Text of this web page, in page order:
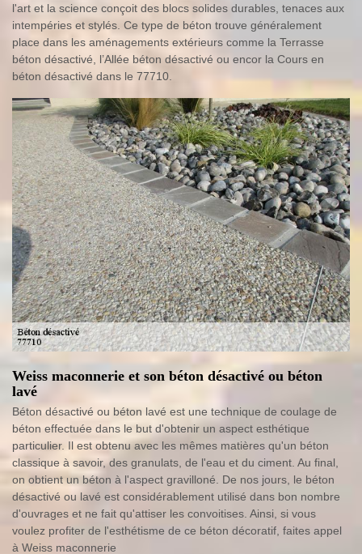
l'art et la science conçoit des blocs solides durables, tenaces aux
intempéries et stylés. Ce type de béton trouve généralement
place dans les aménagements extérieurs comme la Terrasse
béton désactivé, l’Allée béton désactivé ou encor la Cours en
béton désactivé dans le 77710.
Weiss maconnerie et son béton désactivé ou béton
lavé
Béton désactivé ou béton lavé est une technique de coulage de
béton effectuée dans le but d'obtenir un aspect esthétique
particulier. Il est obtenu avec les mêmes matières qu'un béton
classique à savoir, des granulats, de l'eau et du ciment. Au final,
on obtient un béton à l'aspect gravilloné. De nos jours, le béton
désactivé ou lavé est considérablement utilisé dans bon nombre
d'ouvrages et ne fait qu'attiser les convoitises. Ainsi, si vous
voulez profiter de l'esthétisme de ce béton décoratif, faites appel
à Weiss maconnerie